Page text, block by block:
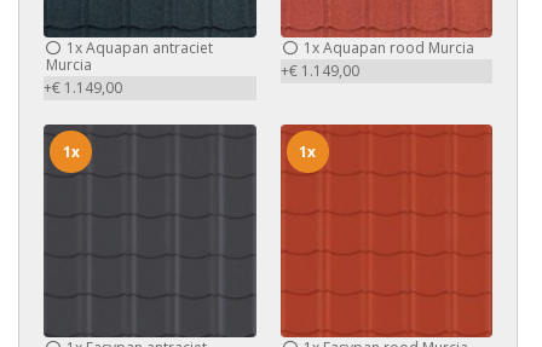
1xAquapan antraciet
Murcia
+€ 1.149,00
1xAquapan rood Murcia
+€ 1.149,00
1x 1x